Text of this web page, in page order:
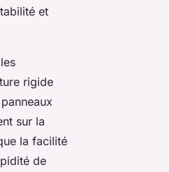
et
rigide
sur la
la facilité
de